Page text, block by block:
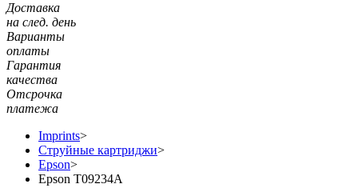
Доставка
на след. день
Варианты
оплаты
Гарантия
качества
Отсрочка
платежа
Imprints>
Струйные картриджи>
Epson>
Epson T09234A